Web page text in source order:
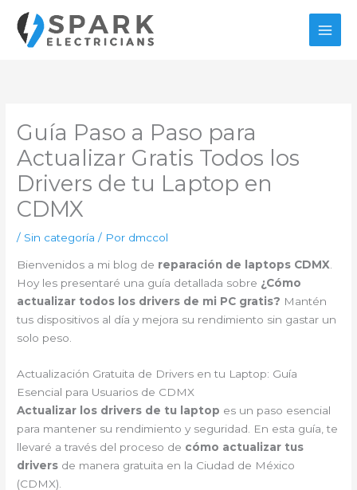
contenido
Guía Paso a Paso para
Actualizar Gratis Todos los
Drivers de tu Laptop en
CDMX
/ Sin categoría / Por dmccol
Bienvenidos a mi blog de reparación de laptops CDMX.
Hoy les presentaré una guía detallada sobre ¿Cómo
actualizar todos los drivers de mi PC gratis? Mantén
tus dispositivos al día y mejora su rendimiento sin gastar un
solo peso.
Actualización Gratuita de Drivers en tu Laptop: Guía
Esencial para Usuarios de CDMX
Actualizar los drivers de tu laptop es un paso esencial
para mantener su rendimiento y seguridad. En esta guía, te
llevaré a través del proceso de cómo actualizar tus
drivers de manera gratuita en la Ciudad de México
(CDMX).